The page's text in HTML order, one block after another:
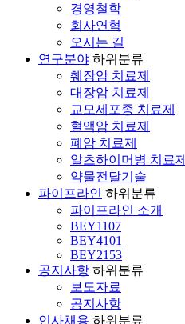
경영철학
회사연혁
오시는 길
연구분야 하위분류
췌장암 치료제
대장암 치료제
교모세포종 치료제
혈액암 치료제
폐암 치료제
알츠하이머병 치료제
약물전달기술
파이프라인 하위분류
파이프라인 소개
BEY1107
BEY4101
BEY2153
공지사항 하위분류
보도자료
공지사항
인사채용 하위분류